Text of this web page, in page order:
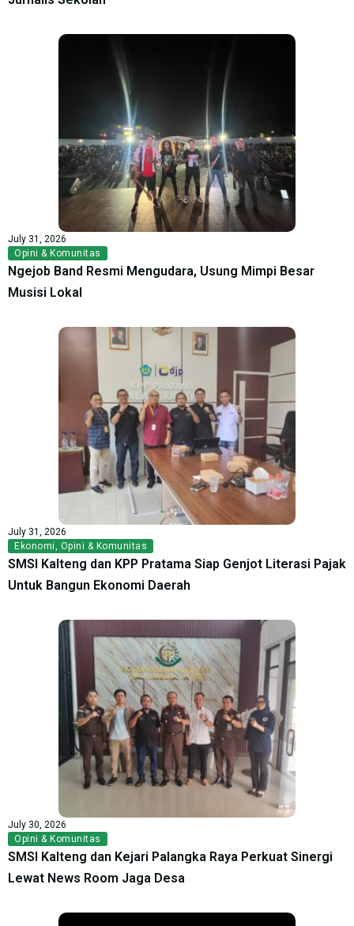
July 31, 2026
Opini & Komunitas
Ngejob Band Resmi Mengudara, Usung Mimpi Besar
Musisi Lokal
July 31, 2026
Ekonomi, Opini & Komunitas
SMSI Kalteng dan KPP Pratama Siap Genjot Literasi Pajak
Untuk Bangun Ekonomi Daerah
July 30, 2026
Opini & Komunitas
SMSI Kalteng dan Kejari Palangka Raya Perkuat Sinergi
Lewat News Room Jaga Desa